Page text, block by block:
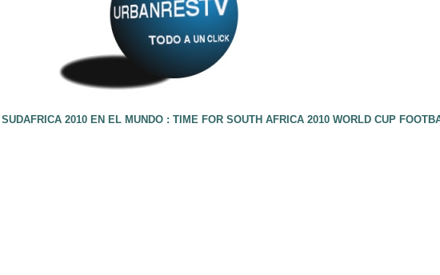
2010 EN EL MUNDO : TIME FOR SOUTH AFRICA 2010 WORLD CUP